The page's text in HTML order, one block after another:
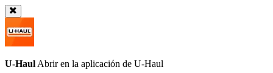
U-Haul Abrir en la aplicación de U-Haul